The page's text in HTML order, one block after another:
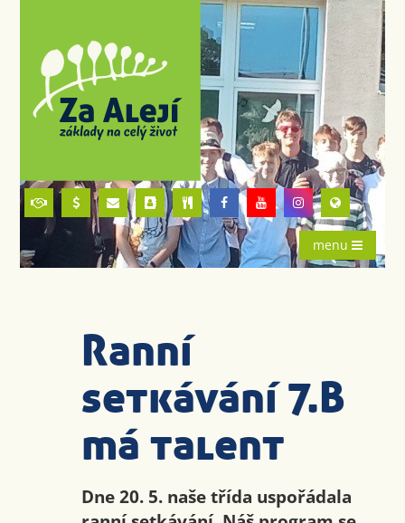
menu
Ranní
setkávání 7.B
má talent
Dne 20. 5. naše třída uspořádala